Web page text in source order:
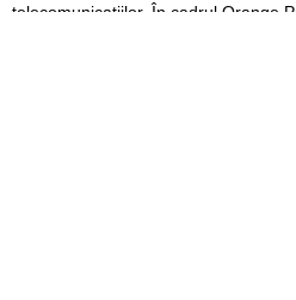
telecomunicațiilor. În cadrul Orange